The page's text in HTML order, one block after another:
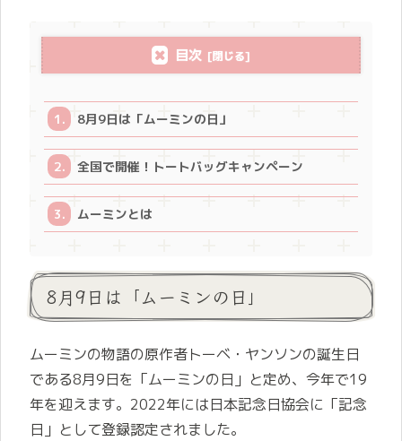
目次
8月9日は「ムーミンの日」
全国で開催！トートバッグキャンペーン
ムーミンとは
8月9日は「ムーミンの日」
ムーミンの物語の原作者トーベ・ヤンソンの誕生日
である8月9日を「ムーミンの日」と定め、今年で19
年を迎えます。2022年には日本記念日協会に「記念
日」として登録認定されました。